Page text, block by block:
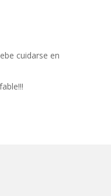
cuidarse en